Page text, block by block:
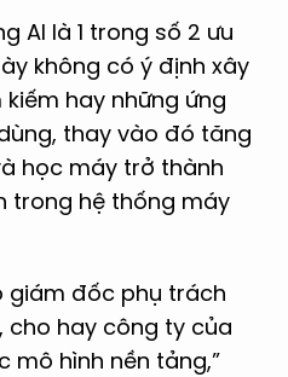
AI là 1 trong số 2 ưu
không có ý định xây
hay những ứng
thay vào đó tăng
học máy trở thành
trong hệ thống máy
giám đốc phụ trách
cho hay công ty của
mô hình nền tảng,”